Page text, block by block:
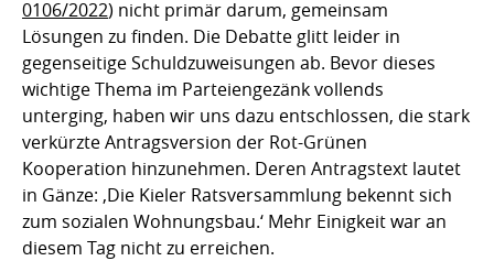
0106/2022) nicht primär darum, gemeinsam
Lösungen zu finden. Die Debatte glitt leider in
gegenseitige Schuldzuweisungen ab. Bevor dieses
wichtige Thema im Parteiengezänk vollends
unterging, haben wir uns dazu entschlossen, die stark
verkürzte Antragsversion der Rot-Grünen
Kooperation hinzunehmen. Deren Antragstext lautet
in Gänze: ‚Die Kieler Ratsversammlung bekennt sich
zum sozialen Wohnungsbau.‘ Mehr Einigkeit war an
diesem Tag nicht zu erreichen.